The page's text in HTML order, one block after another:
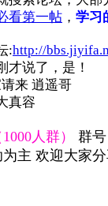
看第一帖 ， 学习
:http://
才说了，是！
来 逍遥哥
真容
人群）
群
主 欢迎大家